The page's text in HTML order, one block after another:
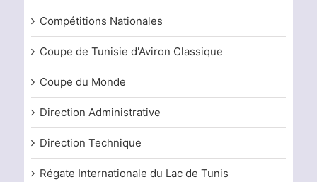
Compétitions Nationales
Coupe de Tunisie d'Aviron Classique
Coupe du Monde
Direction Administrative
Direction Technique
Régate Internationale du Lac de Tunis